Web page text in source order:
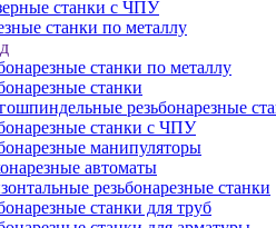
станки с ЧПУ
станки по металлу
станки по металлу
станки
резьбонарезные
станки с ЧПУ
манипуляторы
автоматы
резьбонарезные станки
станки для труб